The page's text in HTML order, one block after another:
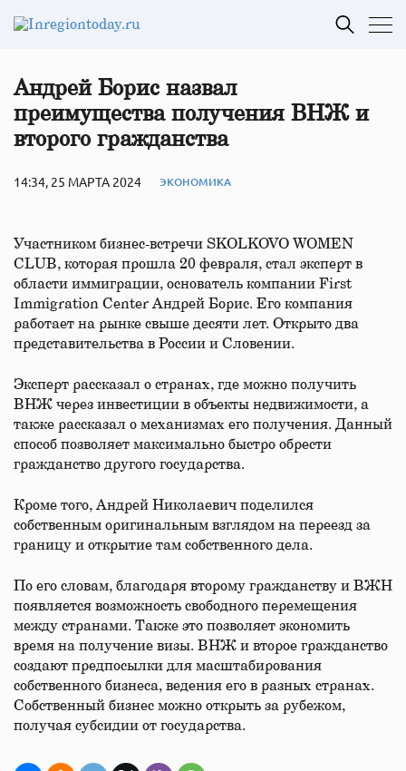
Андрей Борис назвал
преимущества получения ВНЖ и
второго гражданства
14:34, 25 МАРТА 2024 ЭКОНОМИКА
Участником бизнес-встречи SKOLKOVO WOMEN
CLUB, которая прошла 20 февраля, стал эксперт в
области иммиграции, основатель компании First
Immigration Center Андрей Борис. Его компания
работает на рынке свыше десяти лет. Открыто два
представительства в России и Словении.
Эксперт рассказал о странах, где можно получить
ВНЖ через инвестиции в объекты недвижимости, а
также рассказал о механизмах его получения. Данный
способ позволяет максимально быстро обрести
гражданство другого государства.
Кроме того, Андрей Николаевич поделился
собственным оригинальным взглядом на переезд за
границу и открытие там собственного дела.
По его словам, благодаря второму гражданству и ВЖН
появляется возможность свободного перемещения
между странами. Также это позволяет экономить
время на получение визы. ВНЖ и второе гражданство
создают предпосылки для масштабирования
собственного бизнеса, ведения его в разных странах.
Собственный бизнес можно открыть за рубежом,
получая субсидии от государства.